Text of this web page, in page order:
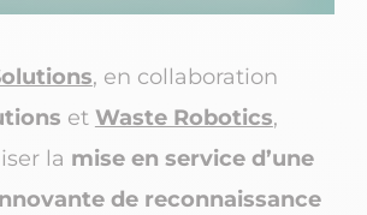
, en collaboration
et Waste Robotics,
la mise en service d’une
de reconnaissance